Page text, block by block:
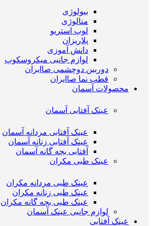
بیولوژی
متالوژی
لوپ استریو
پلاریزان
دانش آموزی
لوازم جانبی میکروسکوپ
دوربین دوچشمی صاایران
قطب نما صاایران
محصولات آسمان
عینک آفتابی آسمان
عینک آفتابی مردانه آسمان
عینک آفتابی زنانه آسمان
آفتابی بچه گانه آسمان
عینک طبی مکران
عینک طبی مردانه مکران
عینک طبی زنانه مکران
عینک طبی بچه گانه مکران
لوازم جانبی عینک آسمان
عینک آفتابی